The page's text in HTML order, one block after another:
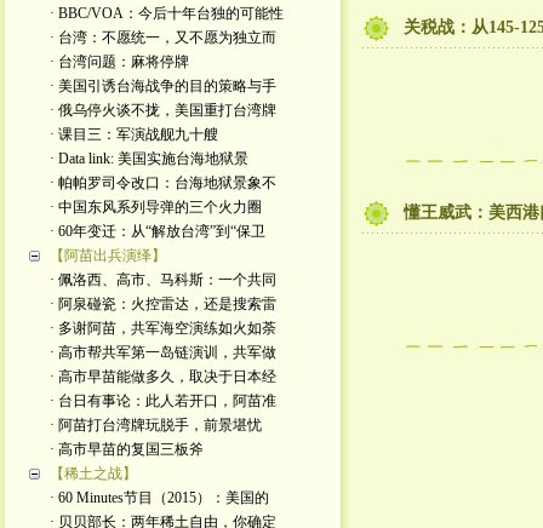
· BBC/VOA：今后十年台独的可能性
· 台湾：不愿统一，又不愿为独立而
· 台湾问题：麻将停牌
· 美国引诱台海战争的目的策略与手
· 俄乌停火谈不拢，美国重打台湾牌
· 课目三：军演战舰九十艘
· Data link: 美国实施台海地狱景
· 帕帕罗司令改口：台海地狱景象不
· 中国东风系列导弹的三个火力圈
· 60年变迁：从“解放台湾”到“保卫
【阿苗出兵演绎】
· 佩洛西、高市、马科斯：一个共同
· 阿泉碰瓷：火控雷达，还是搜索雷
· 多谢阿苗，共军海空演练如火如荼
· 高市帮共军第一岛链演训，共军做
· 高市早苗能做多久，取决于日本经
· 台日有事论：此人若开口，阿苗准
· 阿苗打台湾牌玩脱手，前景堪忧
· 高市早苗的复国三板斧
【稀土之战】
· 60 Minutes节目（2015）：美国的
· 贝贝部长：两年稀土自由，你确定
关税战：从145-
懂王威武：美西